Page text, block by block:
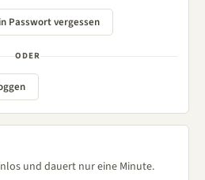
ODER
und dauert nur eine Minute.